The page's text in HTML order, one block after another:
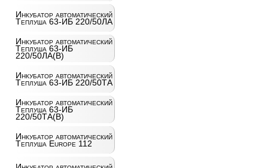
Инкубатор автоматический
Теплуша 63-ИБ 220/50ЛА
Инкубатор автоматический
Теплуша 63-ИБ
220/50ЛА(В)
Инкубатор автоматический
Теплуша 63-ИБ 220/50ТА
Инкубатор автоматический
Теплуша 63-ИБ
220/50ТА(В)
Инкубатор автоматический
Теплуша Europe 112